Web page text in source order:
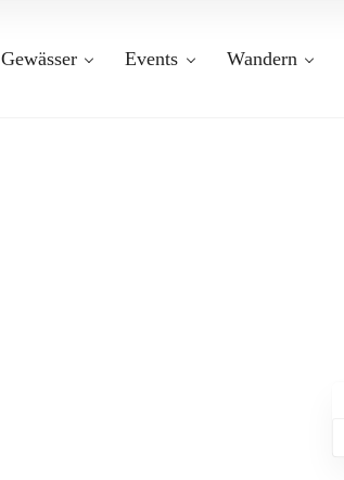
Gewässer Events Wandern